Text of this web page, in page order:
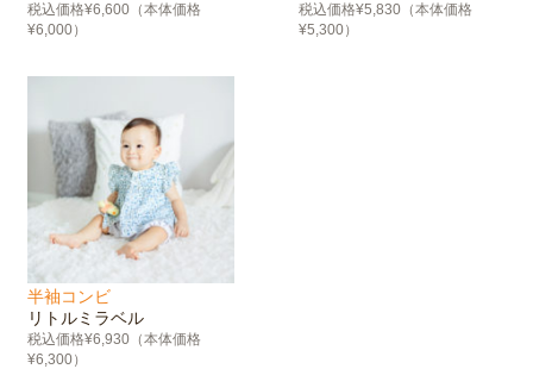
税込価格¥6,600（本体価格
¥6,000）
税込価格¥5,830（本体価格
¥5,300）
半袖コンビ
リトルミラベル
税込価格¥6,930（本体価格
¥6,300）